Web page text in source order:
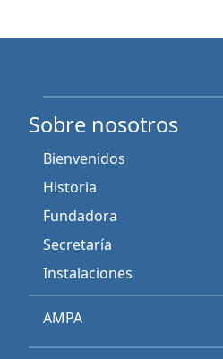
Sobre nosotros
Bienvenidos
Historia
Fundadora
Secretaría
Instalaciones
AMPA